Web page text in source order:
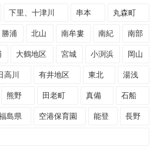
下里、十津川 串本 丸森町
勝浦 北山 南牟婁 南紀 南部
大鶴地区 宮城 小渕浜 岡山
高川 有井地区 東北 湯浅
熊野 田老町 真備 石船
島県 空港保育園 能登 長野